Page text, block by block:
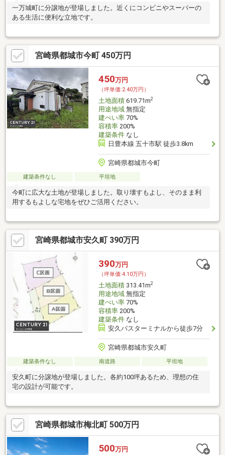
一万城町に分譲地が登場しました。近くにコンビニやスーパーの
ある生活に便利な立地です。
宮崎県都城市今町 450万円
450万円
（坪単価:2.40万円）
土地面積619.71m2
用途地域無指定
建ぺい率70%
容積率200%
建築条件なし
日豊本線 五十市駅 徒歩3.8km
宮崎県都城市今町
建築条件なし 平坦地
今町に広大な土地が登場しました。取り壊すもよし、そのまま利
用するもよしな宅地をぜひご活用ください。
宮崎県都城市安久町 390万円
390万円
（坪単価:4.10万円）
土地面積313.41m2
用途地域無指定
建ぺい率70%
容積率200%
建築条件なし
安久バスターミナルから徒歩7分
宮崎県都城市安久町
建築条件なし 南道路 平坦地
安久町に分譲地が登場しました。各約100坪あるため、理想の住
宅の設計が可能です。
宮崎県都城市梅北町 500万円
500万円